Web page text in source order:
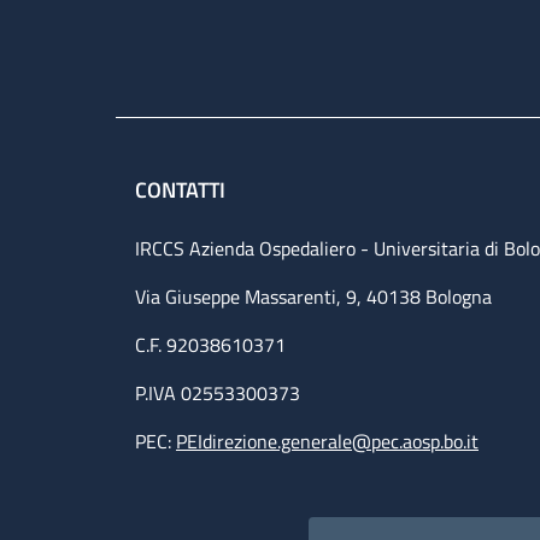
CONTATTI
IRCCS Azienda Ospedaliero - Universitaria di
Via Giuseppe Massarenti, 9, 40138 Bologna
C.F. 92038610371
P.IVA 02553300373
PEC: PEIdirezione.generale@pec.aosp.bo.it